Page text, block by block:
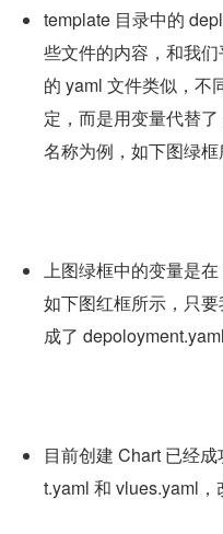
template 目录中的
些文件的内容，和我
的 yaml 文件类似，不
定，而是用变量代替
名称为例，如下图绿框
上图绿框中的变量是
如下图红框所示，只
成了
目前创建 Chart 已经
t.yaml 和 vlues.yaml，